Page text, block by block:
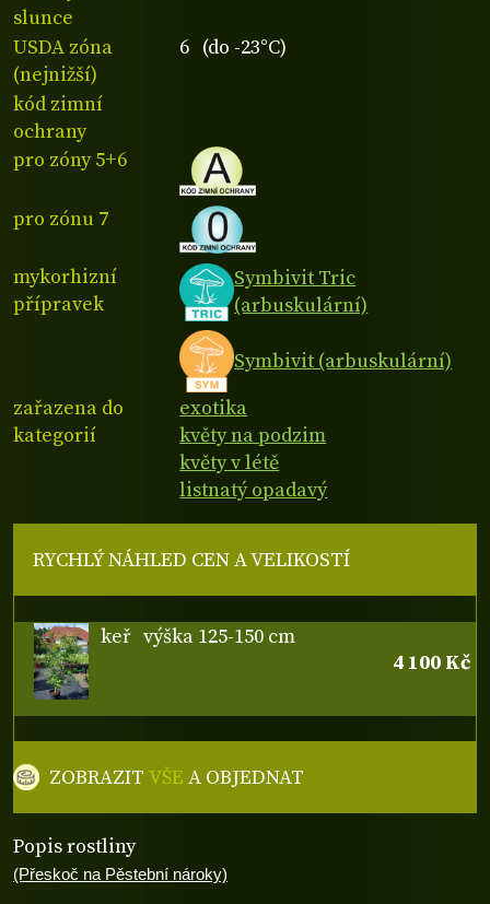
slunce
USDA zóna
(nejnižší)
6 (do -23°C)
kód zimní
ochrany
pro zóny 5+6
pro zónu 7
mykorhizní
přípravek
Symbivit Tric
(arbuskulární)
Symbivit (arbuskulární)
zařazena do
kategorií
exotika
květy na podzim
květy v létě
listnatý opadavý
Popis rostliny
(Přeskoč na Pěstební nároky)
RYCHLÝ NÁHLED CEN A VELIKOSTÍ
keř výška 125-150 cm
4 100 Kč
ZOBRAZITVŠE A OBJEDNAT